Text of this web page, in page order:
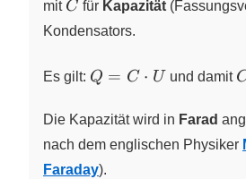
mit C für Kapazität
Kondensators.
Es gilt: Q=C\cdot
U
Q = C ⋅ U und damit
Die Kapazität wird in Farad
nach dem englischen Physiker
Faraday).